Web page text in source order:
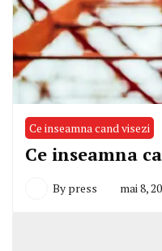
Ce inseamna cand visezi
Ce inseamna
By press mai 8,